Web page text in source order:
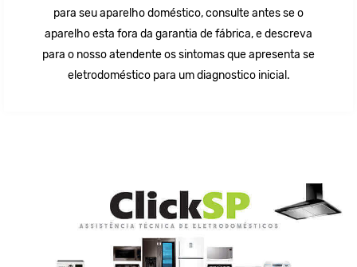
para seu aparelho doméstico, consulte antes se o
aparelho esta fora da garantia de fábrica, e descreva
para o nosso atendente os sintomas que apresenta se
eletrodoméstico para um diagnostico inicial.